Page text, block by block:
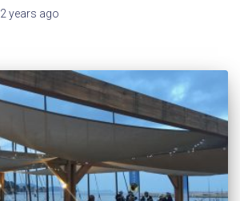
2 years ago